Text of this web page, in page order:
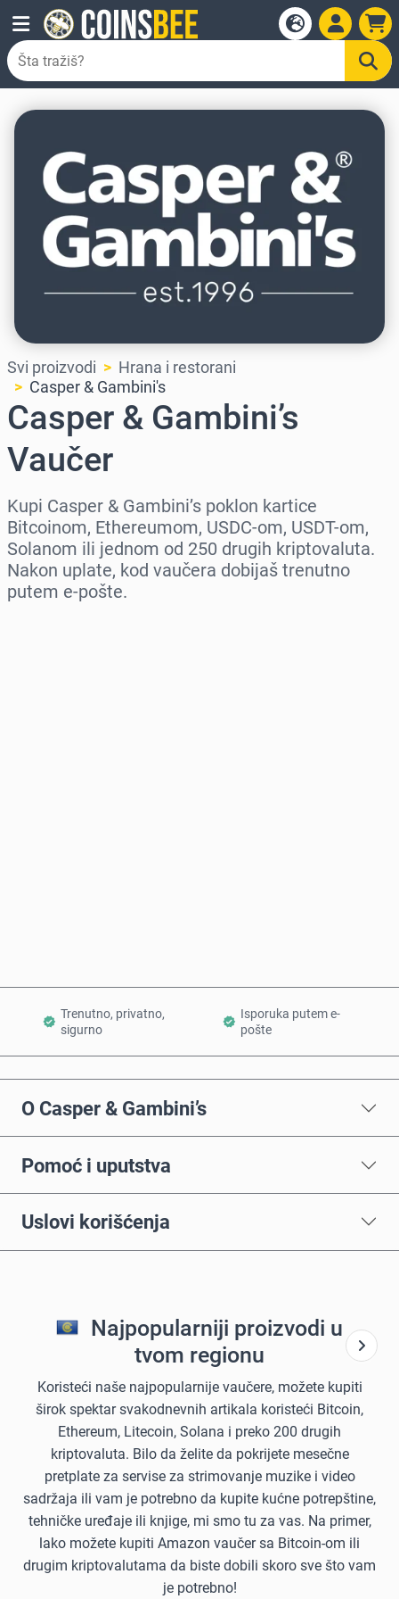
Svi proizvodi
Hrana i restorani
Casper & Gambini's
Casper & Gambini’s
Vaučer
Kupi Casper & Gambini’s poklon kartice
Bitcoinom, Ethereumom, USDC-om, USDT-om,
Solanom ili jednom od 250 drugih kriptovaluta.
Nakon uplate, kod vaučera dobijaš trenutno
putem e-pošte.
Trenutno, privatno,
sigurno
Isporuka putem e-
pošte
O Casper & Gambini’s
Pomoć i uputstva
Uslovi korišćenja
Najpopularniji proizvodi u
tvom regionu
Koristeći naše najpopularnije vaučere, možete kupiti
širok spektar svakodnevnih artikala koristeći Bitcoin,
Ethereum, Litecoin, Solana i preko 200 drugih
kriptovaluta. Bilo da želite da pokrijete mesečne
pretplate za servise za strimovanje muzike i video
sadržaja ili vam je potrebno da kupite kućne potrepštine,
tehničke uređaje ili knjige, mi smo tu za vas. Na primer,
lako možete kupiti Amazon vaučer sa Bitcoin-om ili
drugim kriptovalutama da biste dobili skoro sve što vam
je potrebno!